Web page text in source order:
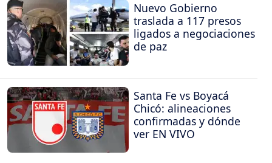
Nuevo Gobierno
traslada a 117 presos
ligados a negociaciones
de paz
Santa Fe vs Boyacá
Chicó: alineaciones
confirmadas y dónde
ver EN VIVO